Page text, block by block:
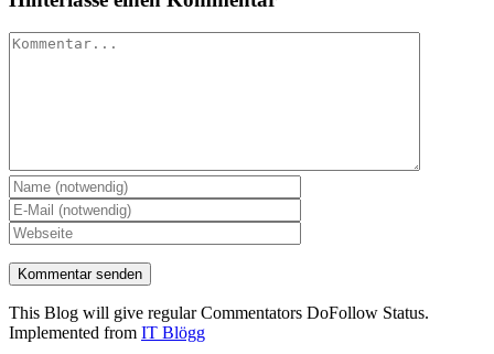
Kommentar
This Blog will give regular Commentators DoFollow Status.
Implemented from IT Blögg